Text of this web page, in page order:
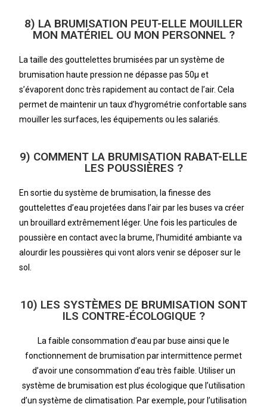
8) LA BRUMISATION PEUT-ELLE MOUILLER
MON MATÉRIEL OU MON PERSONNEL ?
La taille des gouttelettes brumisées par un système de
brumisation haute pression ne dépasse pas 50µ et
s’évaporent donc très rapidement au contact de l’air. Cela
permet de maintenir un taux d’hygrométrie confortable sans
mouiller les surfaces, les équipements ou les salariés.
9) COMMENT LA BRUMISATION RABAT-ELLE
LES POUSSIÈRES ?
En sortie du système de brumisation, la finesse des
gouttelettes d’eau projetées dans l’air par les buses va créer
un brouillard extrêmement léger. Une fois les particules de
poussière en contact avec la brume, l’humidité ambiante va
alourdir les poussières qui vont alors venir se déposer sur le
sol.
10) LES SYSTÈMES DE BRUMISATION SONT
ILS CONTRE-ÉCOLOGIQUE ?
La faible consommation d’eau par buse ainsi que le
fonctionnement de brumisation par intermittence permet
d’avoir une consommation d’eau très faible. Utiliser un
système de brumisation est plus écologique que l’utilisation
d’un système de climatisation. Par exemple, pour l’utilisation